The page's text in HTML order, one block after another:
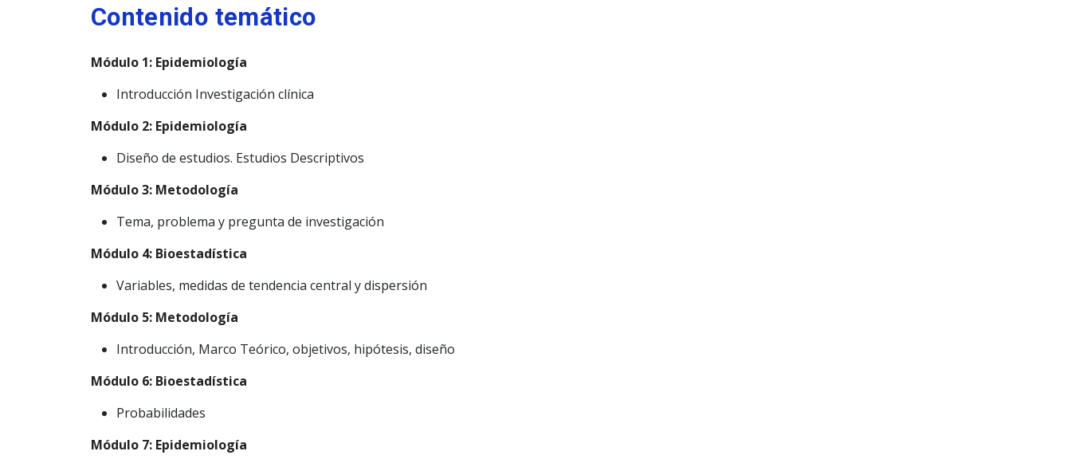
Contenido temático
Módulo 1: Epidemiología
Introducción Investigación clínica
Módulo 2: Epidemiología
Diseño de estudios. Estudios Descriptivos
Módulo 3: Metodología
Tema, problema y pregunta de investigación
Módulo 4: Bioestadística
Variables, medidas de tendencia central y dispersión
Módulo 5: Metodología
Introducción, Marco Teórico, objetivos, hipótesis, diseño
Módulo 6: Bioestadística
Probabilidades
Módulo 7: Epidemiología